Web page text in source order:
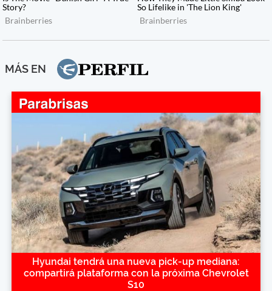
MÁS EN
Hyundai tendrá una nueva pick-up mediana:
compartirá plataforma con la próxima Chevrolet
S10